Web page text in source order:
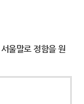
울말로 정함을 원